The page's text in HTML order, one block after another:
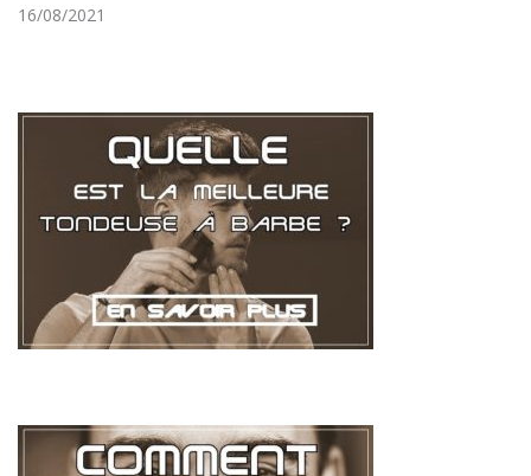
16/08/2021